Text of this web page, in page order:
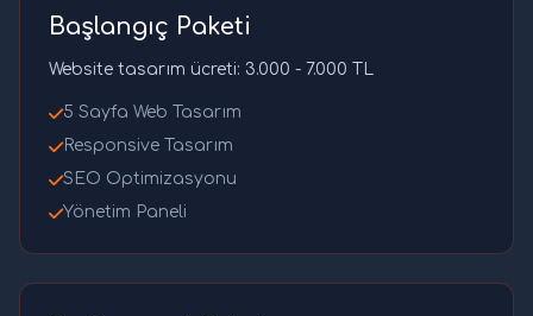
Başlangıç Paketi
Website tasarım ücreti: 3.000 - 7.000 TL
5 Sayfa Web Tasarım
Responsive Tasarım
SEO Optimizasyonu
Yönetim Paneli